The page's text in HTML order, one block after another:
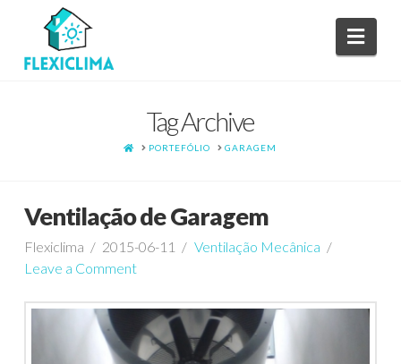
Tag Archive
HOMEPORTEFÓLIO GARAGEM
Ventilação de Garagem
Flexiclima 2015-06-11
Ventilação Mecânica
Leave a Comment